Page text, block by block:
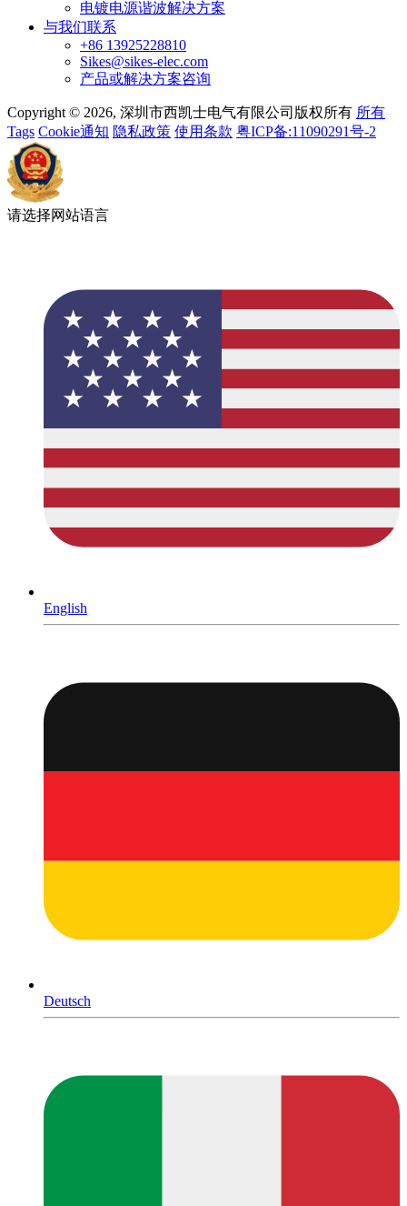
电镀电源谐波解决方案
与我们联系
+86 13925228810
Sikes@sikes-elec.com
产品或解决方案咨询
Copyright © 2026, 深圳市西凯士电气有限公司版权所有 所有
Tags Cookie通知 隐私政策 使用条款 粤ICP备:11090291号-2
请选择网站语言
English
Deutsch